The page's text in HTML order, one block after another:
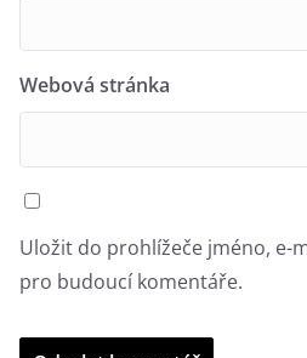
Webová stránka
Uložit do prohlížeče jméno, e-
pro budoucí komentáře.